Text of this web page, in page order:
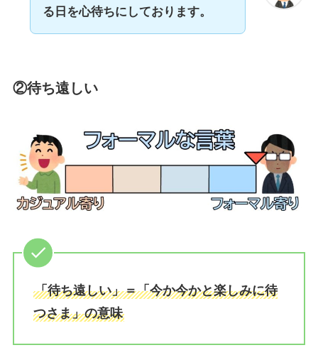
る日を心待ちにしております。
②待ち遠しい
「待ち遠しい」＝「今か今かと楽しみに待
つさま」の意味